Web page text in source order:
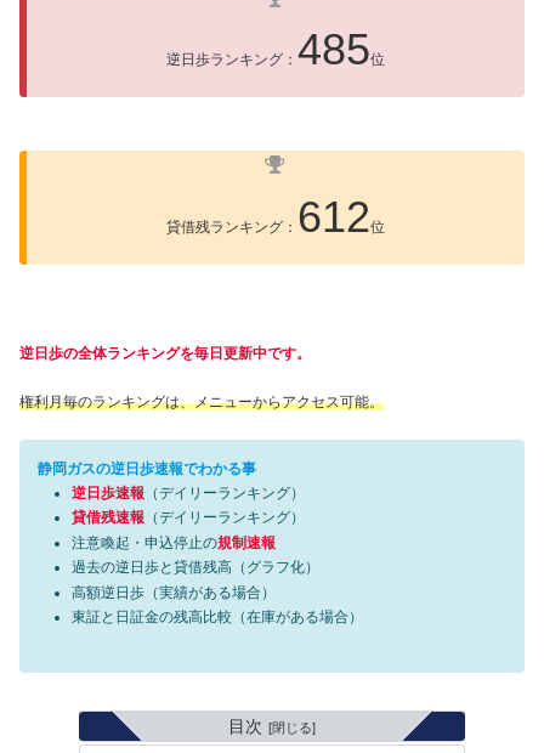
逆日歩ランキング： 485位
貸借残ランキング： 612位
逆日歩の全体ランキングを毎日更新中です。
権利月毎のランキングは、メニューからアクセス可能。
静岡ガスの逆日歩速報でわかる事
逆日歩速報 （デイリーランキング）
貸借残速報 （デイリーランキング）
注意喚起・申込停止の規制速報
過去の逆日歩と貸借残高（グラフ化）
高額逆日歩（実績がある場合）
東証と日証金の残高比較（在庫がある場合）
目次